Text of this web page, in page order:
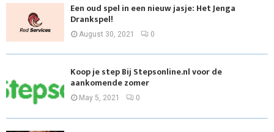
Een oud spel in een nieuw jasje: Het Jenga
Drankspel!
August 30, 2021 0
Koop je step Bij Stepsonline.nl voor de
aankomende zomer
May 5, 2021 0